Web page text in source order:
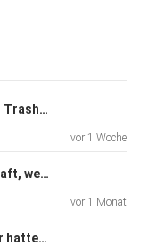
Podcast-
Folge 52 - 100 Jahre EUWID! Der TrashTalk feiert mit!
vor 1 Woche
Folge 51: Mehr Kreislaufwirtschaft, weniger Vorschlaghammer – Christina Dornack und Leonie Dahlmann zu Gast
vor 1 Monat
IFAT-Spezial 2026 – Folge 7: „Wir hatten noch nie so viele Aussteller“ – Messeabschluss mit Philipp Eisenmann